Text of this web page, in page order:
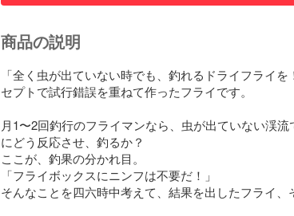
商品の説明
「全く虫が出ていない時でも、釣れるドライフライ
セプトで試行錯誤を重ねて作ったフライです。
月1〜2回釣行のフライマンなら、虫が出ていない渓流
にどう反応させ、釣るか？
ここが、釣果の分かれ目。
「フライボックスにニンフは不要だ！」
そんなことを四六時中考えて、結果を出したフライ、